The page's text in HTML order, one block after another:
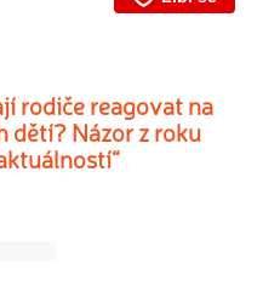
rodiče reagovat na
dětí? Názor z roku